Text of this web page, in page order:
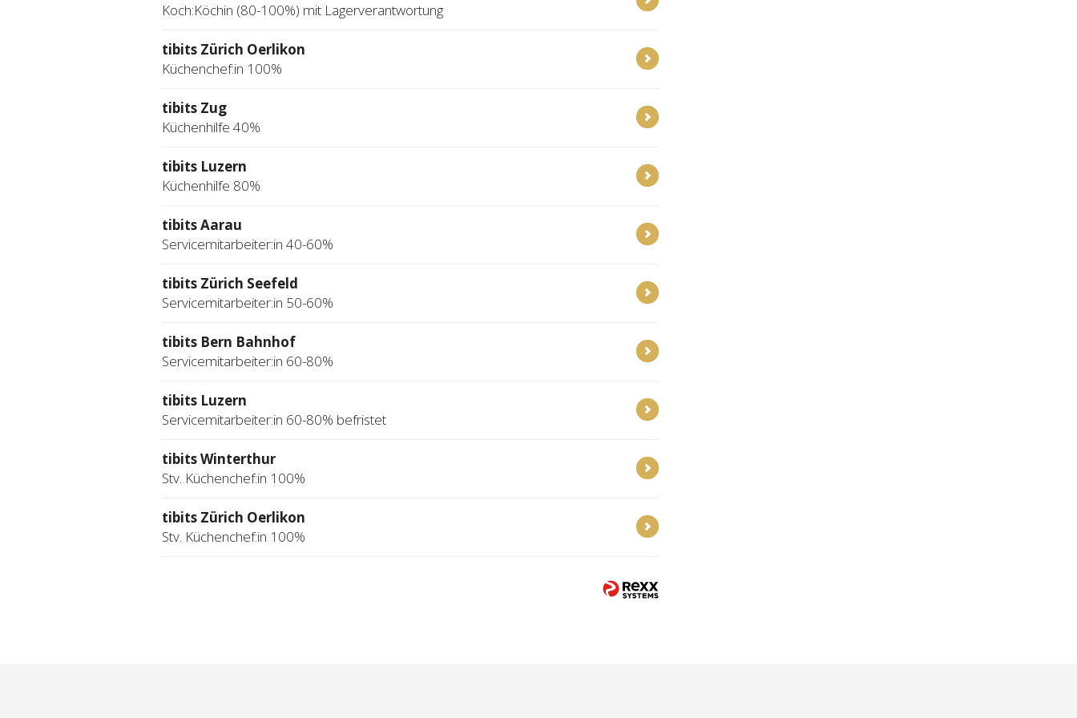
Koch:Köchin (80-100%) mit Lagerverantwortung
tibits Zürich Oerlikon
Küchenchef:in 100%
tibits Zug
Küchenhilfe 40%
tibits Luzern
Küchenhilfe 80%
tibits Aarau
Servicemitarbeiter:in 40-60%
tibits Zürich Seefeld
Servicemitarbeiter:in 50-60%
tibits Bern Bahnhof
Servicemitarbeiter:in 60-80%
tibits Luzern
Servicemitarbeiter:in 60-80% befristet
tibits Winterthur
Stv. Küchenchef:in 100%
tibits Zürich Oerlikon
Stv. Küchenchef:in 100%